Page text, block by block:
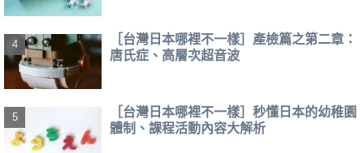
［台灣日本哪裡不一樣］產檢篇之第二章：
唐氏症、高層次超音波
［台灣日本哪裡不一樣］秒懂日本的幼稚園
體制、課程活動內容大解析